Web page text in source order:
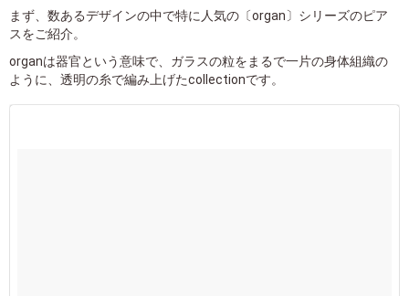
まず、数あるデザインの中で特に人気の〔organ〕シリーズのピア
スをご紹介。
organは器官という意味で、ガラスの粒をまるで一片の身体組織の
ように、透明の糸で編み上げたcollectionです。